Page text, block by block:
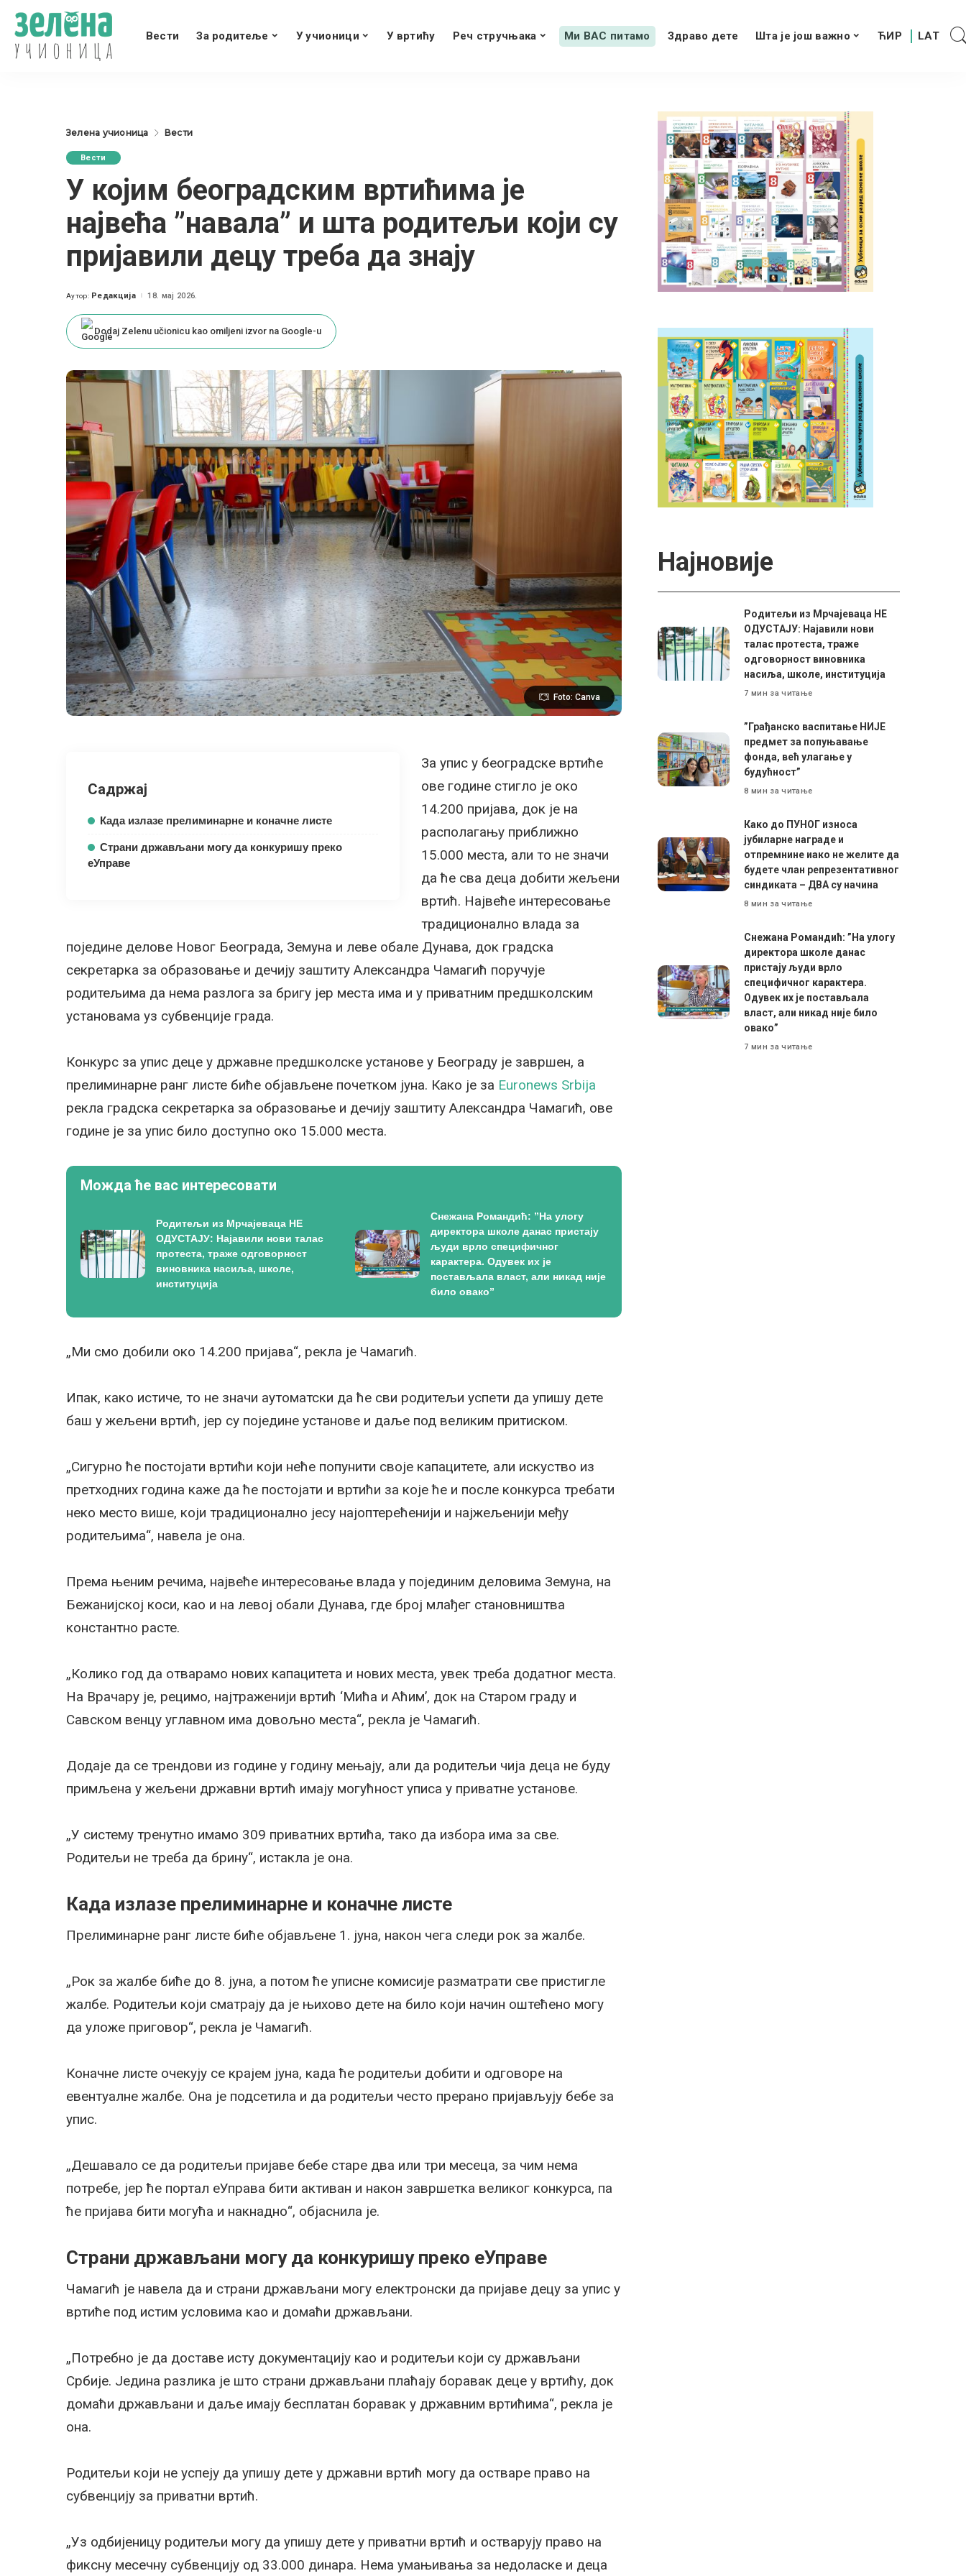
Вести За родитеље У учионици У вртићу Реч стручњака Ми ВАС питамо Здраво дете Шта је још важно
Зелена учионица Вести
Вести
У којим београдским вртићима је
највећа ”навала” и шта родитељи који су
пријавили децу треба да знају
Posted
Аутор: Редакција 18. мај 2026.
Dodaj Zelenu učionicu kao omiljeni izvor na Google-u
Foto: Canva
Садржај
Када излазе прелиминарне и коначне листе
Страни држављани могу да конкуришу преко
еУправе
За упис у београдске вртиће
ове године стигло је око
14.200 пријава, док је на
располагању приближно
15.000 места, али то не значи
да ће сва деца добити жељени
вртић. Највеће интересовање
традиционално влада за
поједине делове Новог Београда, Земуна и леве обале Дунава, док градска
секретарка за образовање и дечију заштиту Александра Чамагић поручује
родитељима да нема разлога за бригу јер места има и у приватним предшколским
установама уз субвенције града.
Конкурс за упис деце у државне предшколске установе у Београду је завршен, а
прелиминарне ранг листе биће објављене почетком јуна. Како је за Euronews Srbija
рекла градска секретарка за образовање и дечију заштиту Александра Чамагић, ове
године је за упис било доступно око 15.000 места.
Можда ће вас интересовати
Родитељи из Мрчајеваца НЕ
ОДУСТАЈУ: Најавили нови талас
протеста, траже одговорност
виновника насиља, школе,
институција
Снежана Романдић: ”На улогу
директора школе данас пристају
људи врло специфичног
карактера. Одувек их је
постављала власт, али никад није
било овако”
„Ми смо добили око 14.200 пријава“, рекла је Чамагић.
Ипак, како истиче, то не значи аутоматски да ће сви родитељи успети да упишу дете
баш у жељени вртић, јер су поједине установе и даље под великим притиском.
„Сигурно ће постојати вртићи који неће попунити своје капацитете, али искуство из
претходних година каже да ће постојати и вртићи за које ће и после конкурса требати
неко место више, који традиционално јесу најоптерећенији и најжељенији међу
родитељима“, навела је она.
Према њеним речима, највеће интересовање влада у појединим деловима Земуна, на
Бежанијској коси, као и на левој обали Дунава, где број млађег становништва
константно расте.
„Колико год да отварамо нових капацитета и нових места, увек треба додатног места.
На Врачару је, рецимо, најтраженији вртић ‘Мића и Аћим’, док на Старом граду и
Савском венцу углавном има довољно места“, рекла је Чамагић.
Додаје да се трендови из године у годину мењају, али да родитељи чија деца не буду
примљена у жељени државни вртић имају могућност уписа у приватне установе.
„У систему тренутно имамо 309 приватних вртића, тако да избора има за све.
Родитељи не треба да брину“, истакла је она.
Када излазе прелиминарне и коначне листе
Прелиминарне ранг листе биће објављене 1. јуна, након чега следи рок за жалбе.
„Рок за жалбе биће до 8. јуна, а потом ће уписне комисије разматрати све пристигле
жалбе. Родитељи који сматрају да је њихово дете на било који начин оштећено могу
да уложе приговор“, рекла је Чамагић.
Коначне листе очекују се крајем јуна, када ће родитељи добити и одговоре на
евентуалне жалбе. Она је подсетила и да родитељи често прерано пријављују бебе за
упис.
„Дешавало се да родитељи пријаве бебе старе два или три месеца, за чим нема
потребе, јер ће портал еУправа бити активан и након завршетка великог конкурса, па
ће пријава бити могућа и накнадно“, објаснила је.
Страни држављани могу да конкуришу преко еУправе
Чамагић је навела да и страни држављани могу електронски да пријаве децу за упис у
вртиће под истим условима као и домаћи држављани.
„Потребно је да доставе исту документацију као и родитељи који су држављани
Србије. Једина разлика је што страни држављани плаћају боравак деце у вртићу, док
домаћи држављани и даље имају бесплатан боравак у државним вртићима“, рекла је
она.
Родитељи који не успеју да упишу дете у државни вртић могу да остваре право на
субвенцију за приватни вртић.
„Уз одбијеницу родитељи могу да упишу дете у приватни вртић и остварују право на
фиксну месечну субвенцију од 33.000 динара. Нема умањивања за недоласке и деца
Најновије
Родитељи из Мрчајеваца НЕ
ОДУСТАЈУ: Најавили нови
талас протеста, траже
одговорност виновника
насиља, школе, институција
7 мин за читање
”Грађанско васпитање НИЈЕ
предмет за попуњавање
фонда, већ улагање у
будућност”
8 мин за читање
Како до ПУНОГ износа
јубиларне награде и
отпремнине иако не желите да
будете члан репрезентативног
синдиката – ДВА су начина
8 мин за читање
Снежана Романдић: ”На улогу
директора школе данас
пристају људи врло
специфичног карактера.
Одувек их је постављала
власт, али никад није било
овако”
7 мин за читање